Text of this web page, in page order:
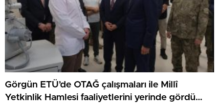
Görgün ETÜ’de OTAĞ çalışmaları ile Millî
Yetkinlik Hamlesi faaliyetlerini yerinde gördü…